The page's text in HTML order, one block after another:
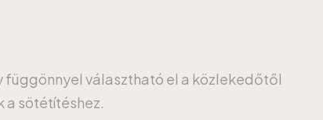
választható el a közlekedőtől
a sötétítéshez.